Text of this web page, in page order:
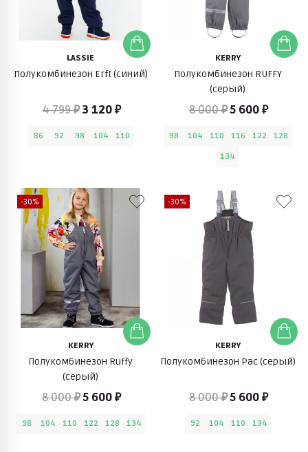
LASSIE
Полукомбинезон Erft (синий)
4 799 ₽3 120 ₽
86 92 98 104 110
KERRY
Полукомбинезон RUFFY
(серый)
8 000 ₽5 600 ₽
98 104 110 116 122
128
134
-30%
KERRY
Полукомбинезон Ruffy
(серый)
8 000 ₽5 600 ₽
98 104 110 122 128 134
-30%
KERRY
Полукомбинезон Pac (серый)
8 000 ₽5 600 ₽
92 104 110 134